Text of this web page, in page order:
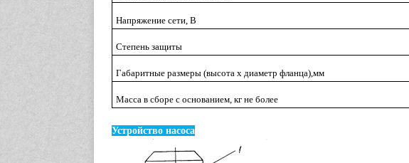
Напряжение сети, В
Степень защиты
Габаритные размеры (высота х диаметр фланца),мм
Масса в сборе с основанием, кг не более
Устройство насоса